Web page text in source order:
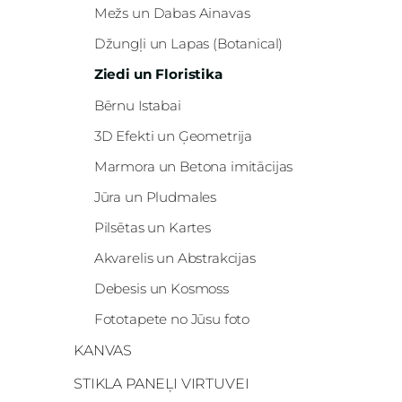
Mežs un Dabas Ainavas
Džungļi un Lapas (Botanical)
Ziedi un Floristika
Bērnu Istabai
3D Efekti un Ģeometrija
Marmora un Betona imitācijas
Jūra un Pludmales
Pilsētas un Kartes
Akvarelis un Abstrakcijas
Debesis un Kosmoss
Fototapete no Jūsu foto
KANVAS
STIKLA PANEĻI VIRTUVEI